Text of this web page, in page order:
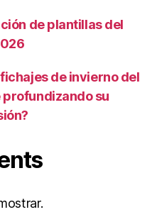
de plantillas del
de invierno del
su